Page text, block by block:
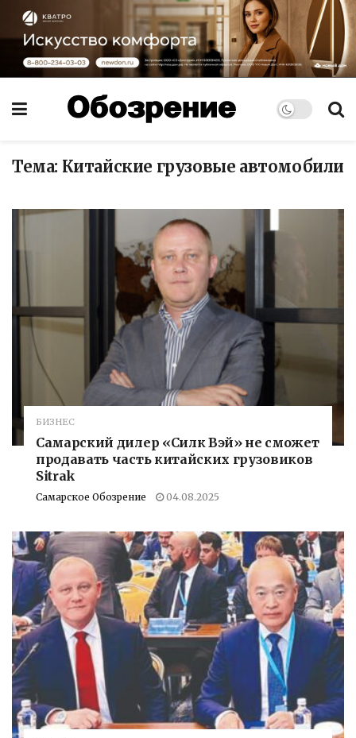
Тема: Китайские грузовые автомобили
БИЗНЕС
Самарский дилер «Силк Вэй» не сможет
продавать часть китайских грузовиков
Sitrak
Самарское Обозрение 04.08.2025